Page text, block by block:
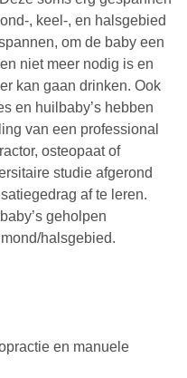
, keel-, en halsgebied
om de baby een
niet meer nodig is en
kan gaan drinken. Ook
en huilbaby’s hebben
van een professional
osteopaat of
studie afgerond
af te leren.
geholpen
halsgebied.
en manuele